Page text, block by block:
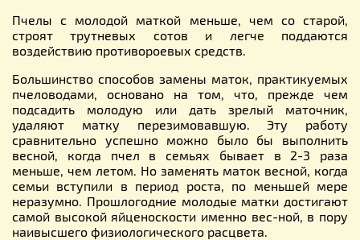
Пчелы с молодой маткой меньше, чем со старой,
строят трутневых сотов и легче поддаются
воздействию противороевых средств.
Большинство способов замены маток, практикуемых
пчеловодами, основано на том, что, прежде чем
подсадить молодую или дать зрелый маточник,
удаляют матку перезимовавшую. Эту работу
сравнительно успешно можно было бы выполнить
весной, когда пчел в семьях бывает в 2-3 раза
меньше, чем летом. Но заменять маток весной, когда
семьи вступили в период роста, по меньшей мере
неразумно. Прошлогодние молодые матки достигают
самой высокой яйценоскости именно вес-ной, в пору
наивысшего физиологического расцвета.